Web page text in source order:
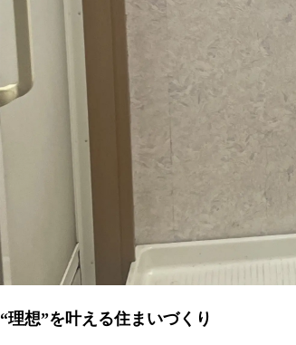
“理想”を叶える住まいづくり